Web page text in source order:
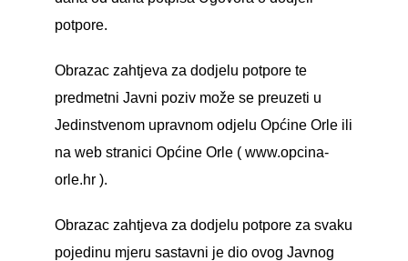
potpore.
Obrazac zahtjeva za dodjelu potpore te
predmetni Javni poziv može se preuzeti u
Jedinstvenom upravnom odjelu Općine Orle ili
na web stranici Općine Orle ( www.opcina-
orle.hr ).
Obrazac zahtjeva za dodjelu potpore za svaku
pojedinu mjeru sastavni je dio ovog Javnog